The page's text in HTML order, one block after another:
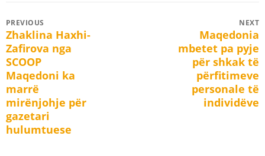
Post
navigation
PREVIOUS
Previous
post:
Zhaklina Haxhi-
Zafirova nga
SCOOP
Maqedoni ka
marrë
mirënjohje për
gazetari
hulumtuese
NEXT
post:
Maqedonia
mbetet pa pyje
për shkak të
përfitimeve
personale të
individëve